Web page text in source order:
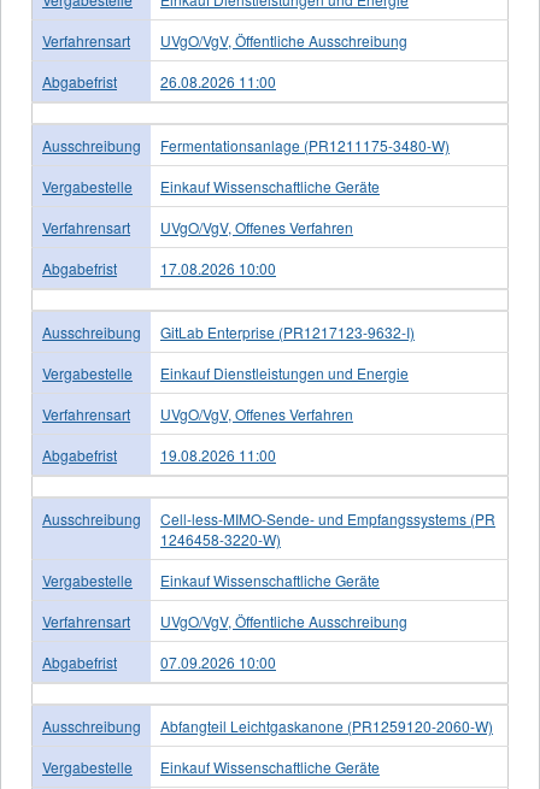
Verfahrensart
UVgO/VgV, Öffentliche Ausschreibung
Abgabefrist
26.08.2026 11:00
Ausschreibung
Fermentationsanlage (PR1211175-3480-W)
Vergabestelle
Einkauf Wissenschaftliche Geräte
Verfahrensart
UVgO/VgV, Offenes Verfahren
Abgabefrist
17.08.2026 10:00
Ausschreibung
GitLab Enterprise (PR1217123-9632-I)
Vergabestelle
Einkauf Dienstleistungen und Energie
Verfahrensart
UVgO/VgV, Offenes Verfahren
Abgabefrist
19.08.2026 11:00
Ausschreibung
Cell-less-MIMO-Sende- und Empfangssystems (PR
1246458-3220-W)
Vergabestelle
Einkauf Wissenschaftliche Geräte
Verfahrensart
UVgO/VgV, Öffentliche Ausschreibung
Abgabefrist
07.09.2026 10:00
Ausschreibung
Abfangteil Leichtgaskanone (PR1259120-2060-W)
Vergabestelle
Einkauf Wissenschaftliche Geräte